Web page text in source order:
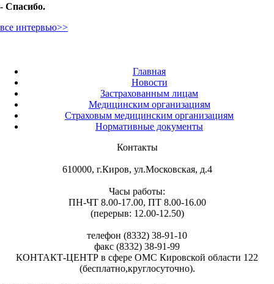
- Спасибо.
все интервью>>
Главная
Новости
Застрахованным лицам
Медицинским организациям
Страховым медицинским организациям
Нормативные документы
Контакты
610000, г.Киров, ул.Московская, д.4
Часы работы:
ПН-ЧТ 8.00-17.00, ПТ 8.00-16.00
(перерыв: 12.00-12.50)
телефон (8332) 38-91-10
факс (8332) 38-91-99
КОНТАКТ-ЦЕНТР в сфере ОМС Кировской области 122
(бесплатно,круглосуточно).